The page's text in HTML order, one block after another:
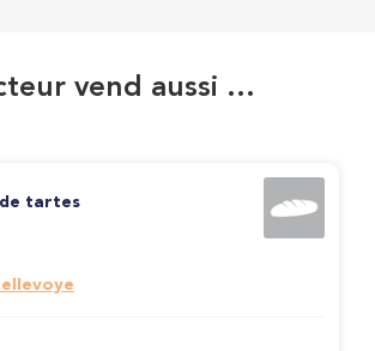
vend aussi …
tartes